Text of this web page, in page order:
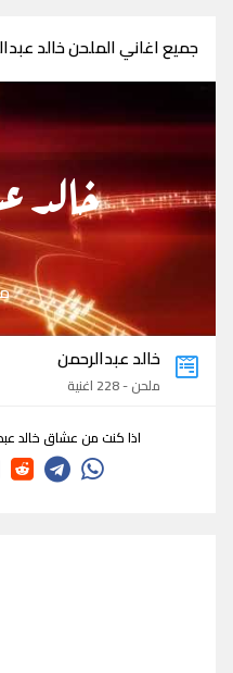
جميع اغاني الملحن خالد عبدالرحمن
خالد
خالد عبدالرحمن
ملحن - 228 اغنية
اذا كنت من عشاق خالد